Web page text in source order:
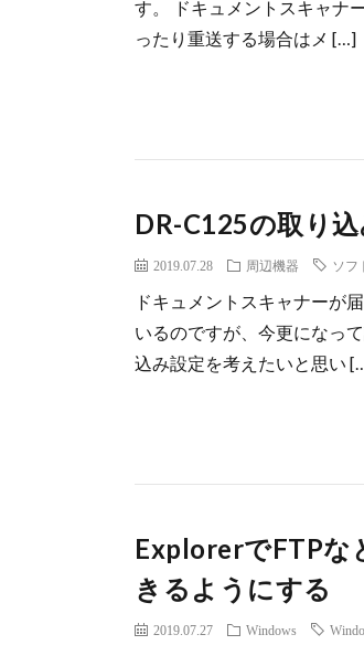
す。 ドキュメントスキャナ
ったり重送する場合はメ […]
DR-C125の取り
2019.07.28 周辺機器 ソフ
ドキュメントスキャナーが
いるのですが、今更になっ
込み設定を考えたいと思い
ExplorerでFTPな
きるようにする
2019.07.27 Windows